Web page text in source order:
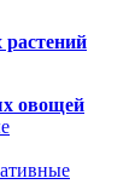
растений
овощей